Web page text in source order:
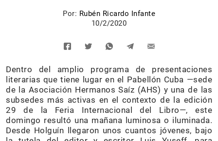
Por: Rubén Ricardo Infante
10/2/2020
Dentro del amplio programa de presentaciones
literarias que tiene lugar en el Pabellón Cuba —sede
de la Asociación Hermanos Saíz (AHS) y una de las
subsedes más activas en el contexto de la edición
29 de la Feria Internacional del Libro—, este
domingo resultó una mañana luminosa o iluminada.
Desde Holguín llegaron unos cuantos jóvenes, bajo